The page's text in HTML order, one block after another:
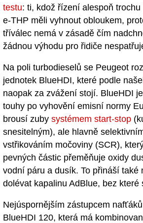
testu: ti, kdož řízení alespoň
e-THP měli vyhnout obloukem,
tříválec nemá v zásadě čím
žádnou výhodu pro řidiče
Na poli turbodieselů se Peugeot
jednotek BlueHDI, které podle
naopak za zvážení stojí. BlueHDI
touhy po vyhovění emisní normy
brousí zuby systémem start-stop
snesitelným), ale hlavně
vstřikováním močoviny (SCR),
pevných částic přeměňuje oxidy
vodní páru a dusík. To přináší také
dolévat kapalinu AdBlue, bez které
Nejúspornějším zástupcem
BlueHDI 120, která má